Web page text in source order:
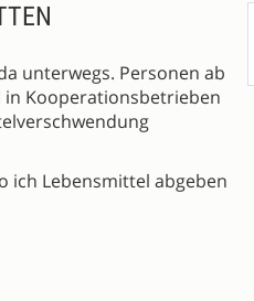
unterwegs. Personen ab
in Kooperationsbetrieben
ich Lebensmittel abgeben